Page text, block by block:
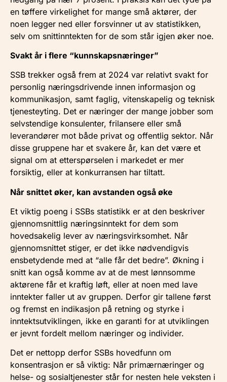
en tøffere virkelighet for mange små aktører, der
noen legger ned eller forsvinner ut av statistikken,
selv om snittinntekten for de som står igjen øker noe.
Svakt år i flere “kunnskapsnæringer”
SSB trekker også frem at 2024 var relativt svakt for
personlig næringsdrivende innen informasjon og
kommunikasjon, samt faglig, vitenskapelig og teknisk
tjenesteyting. Det er næringer der mange jobber som
selvstendige konsulenter, frilansere eller små
leverandører mot både privat og offentlig sektor. Når
disse gruppene har et svakere år, kan det være et
signal om at etterspørselen i markedet er mer
forsiktig, eller at konkurransen har tiltatt.
Når snittet øker, kan avstanden også øke
Et viktig poeng i SSBs statistikk er at den beskriver
gjennomsnittlig næringsinntekt for dem som
hovedsakelig lever av næringsvirksomhet. Når
gjennomsnittet stiger, er det ikke nødvendigvis
ensbetydende med at “alle får det bedre”. Økning i
snitt kan også komme av at de mest lønnsomme
aktørene får et kraftig løft, eller at noen med lave
inntekter faller ut av gruppen. Derfor gir tallene først
og fremst en indikasjon på retning og styrke i
inntektsutviklingen, ikke en garanti for at utviklingen
er jevnt fordelt mellom næringer og individer.
Det er nettopp derfor SSBs hovedfunn om
konsentrasjon er så viktig: Når primærnæringer og
helse- og sosialtjenester står for nesten hele veksten i